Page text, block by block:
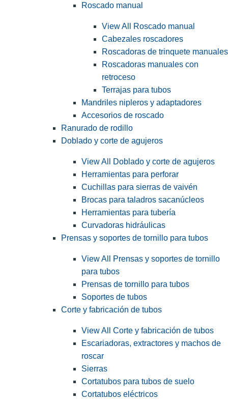
Roscado manual
View All Roscado manual
Cabezales roscadores
Roscadoras de trinquete manuales
Roscadoras manuales con
retroceso
Terrajas para tubos
Mandriles nipleros y adaptadores
Accesorios de roscado
Ranurado de rodillo
Doblado y corte de agujeros
View All Doblado y corte de agujeros
Herramientas para perforar
Cuchillas para sierras de vaivén
Brocas para taladros sacanúcleos
Herramientas para tubería
Curvadoras hidráulicas
Prensas y soportes de tornillo para tubos
View All Prensas y soportes de tornillo
para tubos
Prensas de tornillo para tubos
Soportes de tubos
Corte y fabricación de tubos
View All Corte y fabricación de tubos
Escariadoras, extractores y machos de
roscar
Sierras
Cortatubos para tubos de suelo
Cortatubos eléctricos